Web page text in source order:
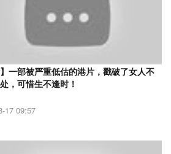
】一部被严重低估的港片，戳破了女人不
，可惜生不逢时！
17 09:57